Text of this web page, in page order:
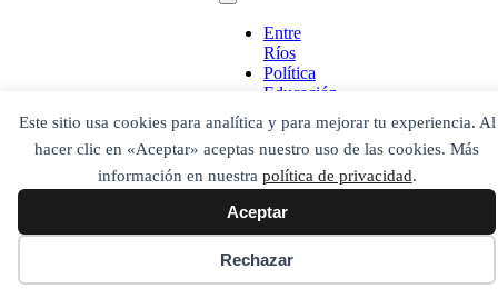
Este sitio usa cookies para analítica y para mejorar tu experiencia. Al
hacer clic en «Aceptar» aceptas nuestro uso de las cookies. Más
información en nuestra política de privacidad.
Aceptar
Rechazar
Entre
Ríos
Política
Educación
Legislaltura
Economía
Judiciales
Salud
El país
América
Latina
Mundo
Secciones
Escribe aquí abajo lo que desees buscar
O bien prueba
Buscar en el archivo